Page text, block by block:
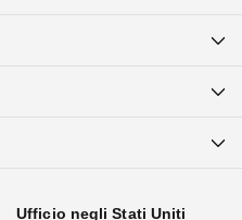
Ufficio negli Stati Uniti